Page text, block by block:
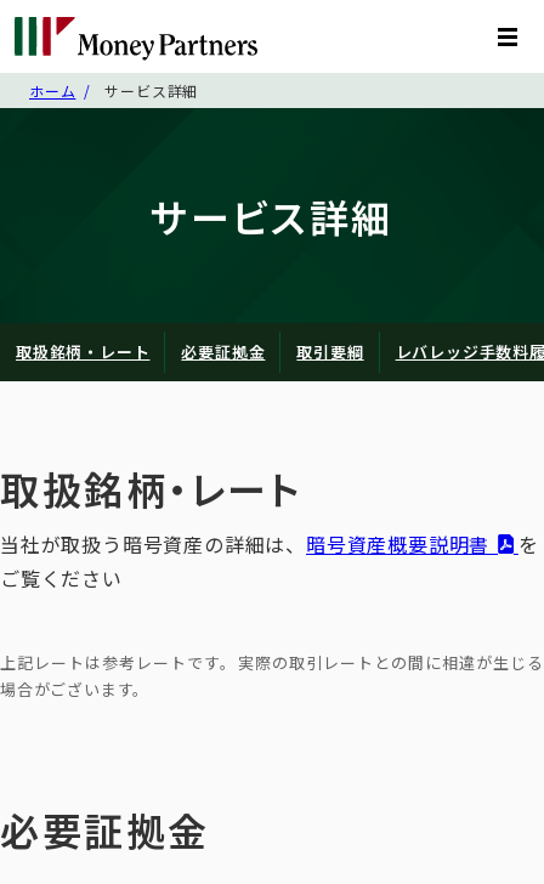
ホーム サービス詳細
サービス詳細
取扱銘柄・レート 必要証拠金 取引要綱 レバレッジ手数料
取扱銘柄・レート
当社が取扱う暗号資産の詳細は、 暗号資産概要説明書
を
ご覧ください
上記レートは参考レートです。実際の取引レートとの間に相違が生じる
場合がございます。
必要証拠金